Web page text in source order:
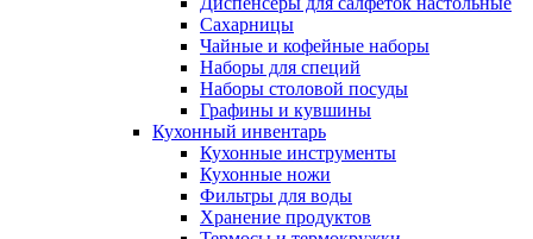
Сахарницы
Чайные и кофейные наборы
Наборы для специй
Наборы столовой посуды
Графины и кувшины
Кухонный инвентарь
Кухонные инструменты
Кухонные ножи
Фильтры для воды
Хранение продуктов